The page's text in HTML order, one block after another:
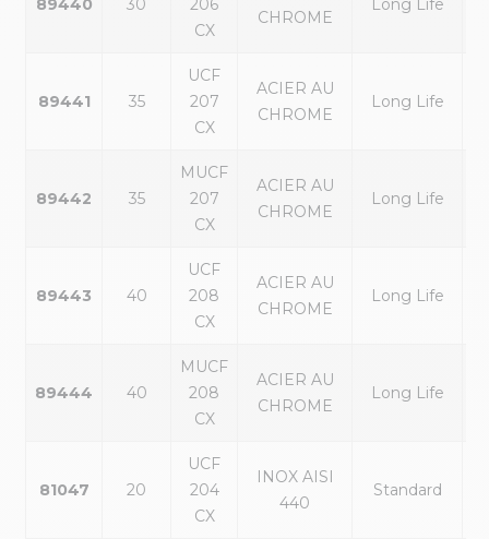
89440 30
206
CX
CHROME
Long Life
89441 35
UCF
207
CX
ACIER AU
CHROME
Long Life
89442 35
MUCF
207
CX
ACIER AU
CHROME
Long Life
89443 40
UCF
208
CX
ACIER AU
CHROME
Long Life
89444 40
MUCF
208
CX
ACIER AU
CHROME
Long Life
81047 20
UCF
204
CX
INOX AISI
440
Standard